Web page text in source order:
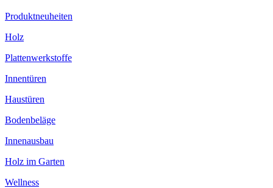
Produktneuheiten
Holz
Plattenwerkstoffe
Innentüren
Haustüren
Bodenbeläge
Innenausbau
Holz im Garten
Wellness